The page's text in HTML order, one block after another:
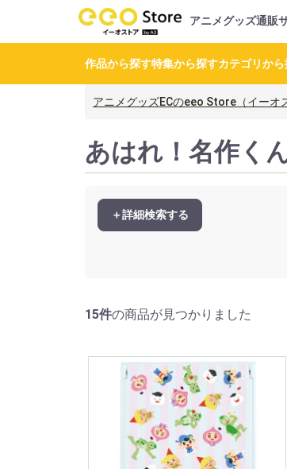
アニメグッズ通販
作品から探す特集から探すカテゴリか
アニメグッズECのeeo Store（イーオ
あはれ！名作く
＋詳細検索する
15件の商品が見つかりました